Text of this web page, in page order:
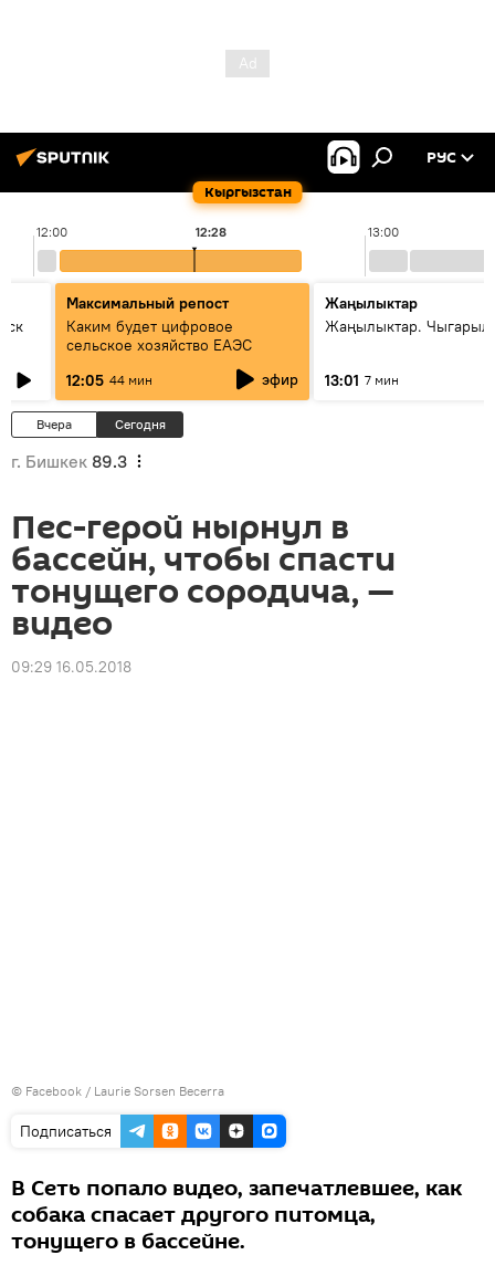
Кыргызстан
РУС
12:00 13:00
12:28
Максимальный репост
Каким будет цифровое
сельское хозяйство ЕАЭС
12:05 44 мин эфир
Жаңылыктар
Жаңылыктар.
13:01 7 мин
Вчера Сегодня
г. Бишкек 89.3
Пес-герой нырнул в
бассейн, чтобы спасти
тонущего сородича, —
видео
09:29 16.05.2018
© Facebook / Laurie Sorsen Becerra
Подписаться
В Сеть попало видео, запечатлевшее, как
собака спасает другого питомца,
тонущего в бассейне.